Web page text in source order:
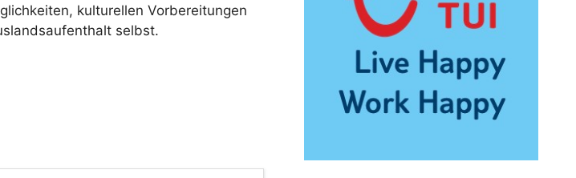
kulturellen Vorbereitungen
selbst.